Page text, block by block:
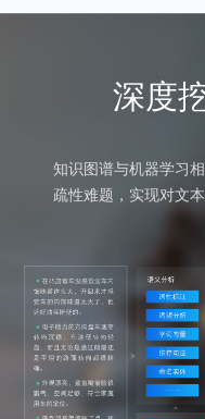
深度
知识图谱与机器学习
疏性难题，实现对文